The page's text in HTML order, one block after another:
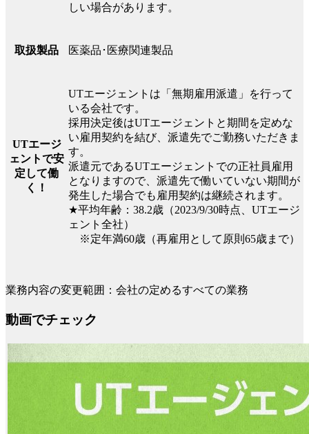
しい場合があります。
取扱製品 医薬品･医療関連製品
UTエージ
ェントで安
定して働
く！
UTエージェントは「無期雇用派遣」を行って
いる会社です。
採用決定後はUTエージェントと期間を定めな
い雇用契約を結び、派遣先でご勤務いただきま
す。
派遣元であるUTエージェントでの正社員雇用
となりますので、派遣先で働いていない期間が
発生した場合でも雇用契約は継続されます。
★平均年齢：38.2歳（2023/9/30時点、UTエージ
ェント全社）
※定年満60歳（再雇用として原則65歳まで）
業務内容の変更範囲：会社の定めるすべての業務
動画でチェック